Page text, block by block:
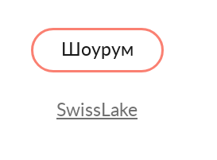
Шоурум
SwissLake